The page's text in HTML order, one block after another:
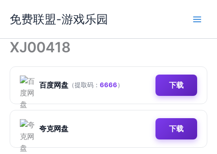
容
免费联盟-游戏乐园
XJ00418
百度网盘 （提取码： 6666） 下载
夸克网盘 下载